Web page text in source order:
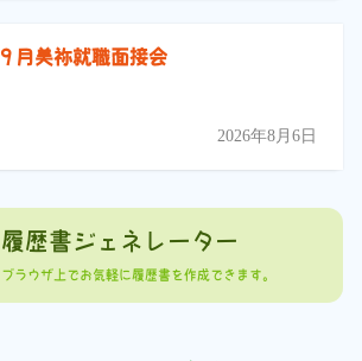
９月美祢就職面接会
2026年8月6日
履歴書ジェネレーター
ブラウザ上でお気軽に履歴書を作成できます。